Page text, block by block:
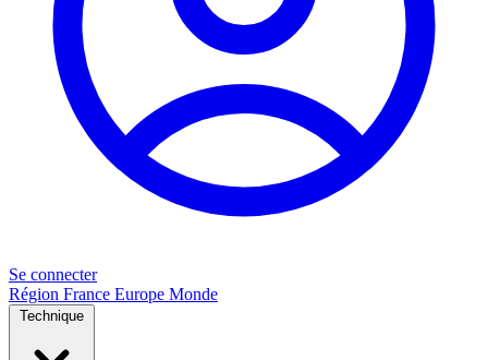
Se connecter
Région France Europe Monde
Technique